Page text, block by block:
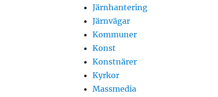
Järnhantering
Järnvägar
Kommuner
Konst
Konstnärer
Kyrkor
Massmedia